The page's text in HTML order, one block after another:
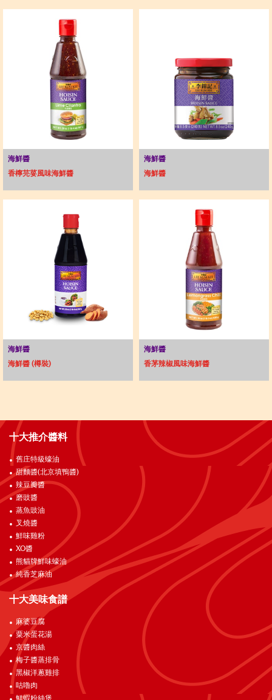
海鮮醬
香檸芫荽風味海鮮醬
海鮮醬
海鮮醬
海鮮醬
海鮮醬 (樽裝)
海鮮醬
香茅辣椒風味海鮮醬
十大推介醬料
舊庄特級蠔油
甜麵醬(北京填鴨醬)
辣豆瓣醬
磨豉醬
蒸魚豉油
叉燒醬
鮮味雞粉
XO醬
熊貓牌鮮味蠔油
純香芝麻油
十大美味食譜
麻婆豆腐
粟米蛋花湯
京醬肉絲
梅子醬蒸排骨
黑椒洋蔥雞排
咕嚕肉